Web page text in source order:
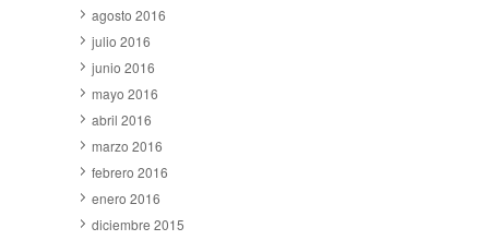
agosto 2016
julio 2016
junio 2016
mayo 2016
abril 2016
marzo 2016
febrero 2016
enero 2016
diciembre 2015